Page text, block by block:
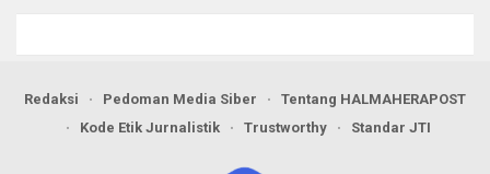
Redaksi Pedoman Media Siber
Tentang HALMAHERAPOST
Kode Etik Jurnalistik
Trustworthy Standar JTI